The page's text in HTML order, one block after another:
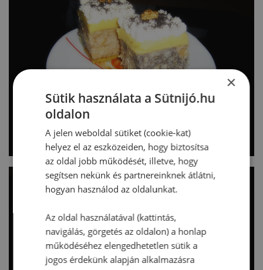
×
Sütik használata a Sütnijó.hu
oldalon
A jelen weboldal sütiket (cookie-kat)
helyez el az eszközeiden, hogy biztosítsa
az oldal jobb működését, illetve, hogy
segítsen nekünk és partnereinknek átlátni,
hogyan használod az oldalunkat.
Az oldal használatával (kattintás,
navigálás, görgetés az oldalon) a honlap
működéséhez elengedhetetlen sütik a
jogos érdekünk alapján alkalmazásra